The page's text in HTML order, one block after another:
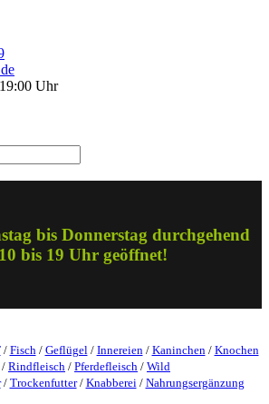
Uhr
bis Donnerstag durchgehend
bis 19 Uhr geöffnet!
/ Fisch/ Geflügel/ Innereien/ Kaninchen/ Knochen
/ Rindfleisch / Pferdefleisch / Wild
/ Trockenfutter/ Knabberei/ Nahrungsergänzung